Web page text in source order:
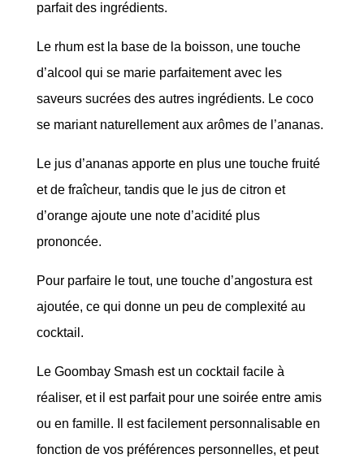
parfait des ingrédients.
Le rhum est la base de la boisson, une touche
d’alcool qui se marie parfaitement avec les
saveurs sucrées des autres ingrédients. Le coco
se mariant naturellement aux arômes de l’ananas.
Le jus d’ananas apporte en plus une touche fruité
et de fraîcheur, tandis que le jus de citron et
d’orange ajoute une note d’acidité plus
prononcée.
Pour parfaire le tout, une touche d’angostura est
ajoutée, ce qui donne un peu de complexité au
cocktail.
Le Goombay Smash est un cocktail facile à
réaliser, et il est parfait pour une soirée entre amis
ou en famille. Il est facilement personnalisable en
fonction de vos préférences personnelles, et peut